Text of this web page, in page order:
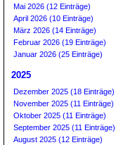
Mai 2026 (12 Einträge)
April 2026 (10 Einträge)
März 2026 (14 Einträge)
Februar 2026 (19 Einträge)
Januar 2026 (25 Einträge)
2025
Dezember 2025 (18 Einträge)
November 2025 (11 Einträge)
Oktober 2025 (11 Einträge)
September 2025 (11 Einträge)
August 2025 (12 Einträge)